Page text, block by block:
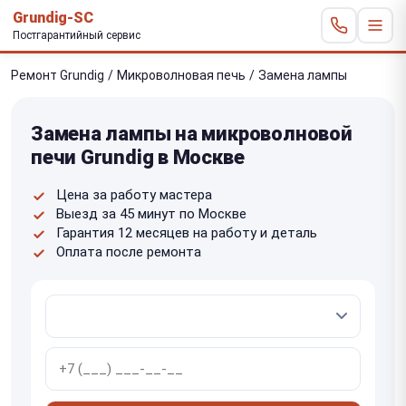
Grundig-SC
Постгарантийный сервис
Ремонт Grundig / Микроволновая печь / Замена лампы
Замена лампы на микроволновой
печи Grundig в Москве
Цена за работу мастера
Выезд за 45 минут по Москве
Гарантия 12 месяцев на работу и деталь
Оплата после ремонта